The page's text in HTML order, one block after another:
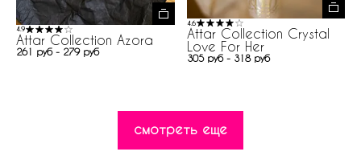
4.9
Attar Collection Azora
261 руб - 279 руб
4.6
Attar Collection Crystal
Love For Her
305 руб - 318 руб
смотреть еще